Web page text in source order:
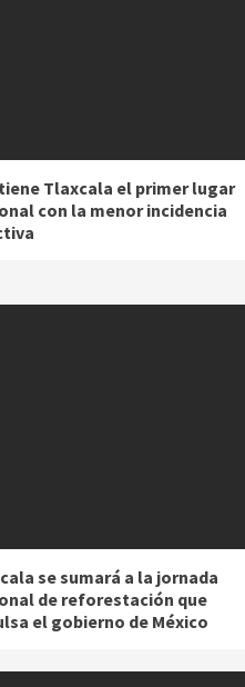
Tlaxcala el primer lugar
con la menor incidencia
se sumará a la jornada
de reforestación que
el gobierno de México